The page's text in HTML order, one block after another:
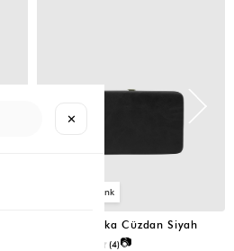
Portföy Tabaka Cüzdan Siyah
(4)📷
✕